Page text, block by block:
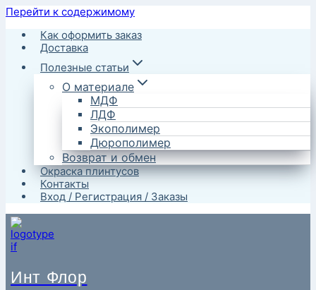
Перейти к содержимому
Как оформить заказ
Доставка
Полезные статьи
О материале
МДФ
ЛДФ
Экополимер
Дюрополимер
Возврат и обмен
Окраска плинтусов
Контакты
Вход / Регистрация / Заказы
Инт Флор